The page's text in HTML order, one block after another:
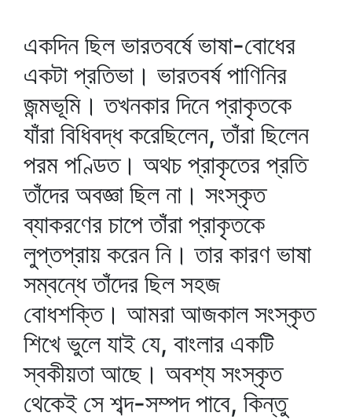
একদিন ছিল ভারতবর্ষে ভাষা-বোধের
একটা প্রতিভা। ভারতবর্ষ পাণিনির
জন্মভূমি। তখনকার দিনে প্রাকৃতকে
যাঁরা বিধিবদ্ধ করেছিলেন, তাঁরা ছিলেন
পরম পণ্ডিত। অথচ প্রাকৃতের প্রতি
তাঁদের অবজ্ঞা ছিল না। সংস্কৃত
ব্যাকরণের চাপে তাঁরা প্রাকৃতকে
লুপ্তপ্রায় করেন নি। তার কারণ ভাষা
সম্বন্ধে তাঁদের ছিল সহজ
বোধশক্তি। আমরা আজকাল সংস্কৃত
শিখে ভুলে যাই যে, বাংলার একটি
স্বকীয়তা আছে। অবশ্য সংস্কৃত
থেকেই সে শব্দ-সম্পদ পাবে, কিন্তু